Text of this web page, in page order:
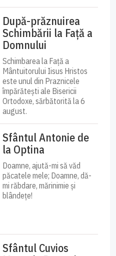
După-prăznuirea
Schimbării la Față a
Domnului
Schimbarea la Față a
Mântuitorului Iisus Hristos
este unul din Praznicele
împărătești ale Bisericii
Ortodoxe, sărbătorită la 6
august.
Sfântul Antonie de
la Optina
Doamne, ajută-mi să văd
păcatele mele; Doamne, dă-
mi răbdare, mărinimie şi
blândeţe!
Sfântul Cuvios